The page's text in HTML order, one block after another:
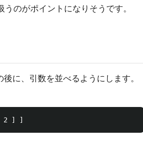
のがポイントになりそうです。
に、引数を並べるようにします。